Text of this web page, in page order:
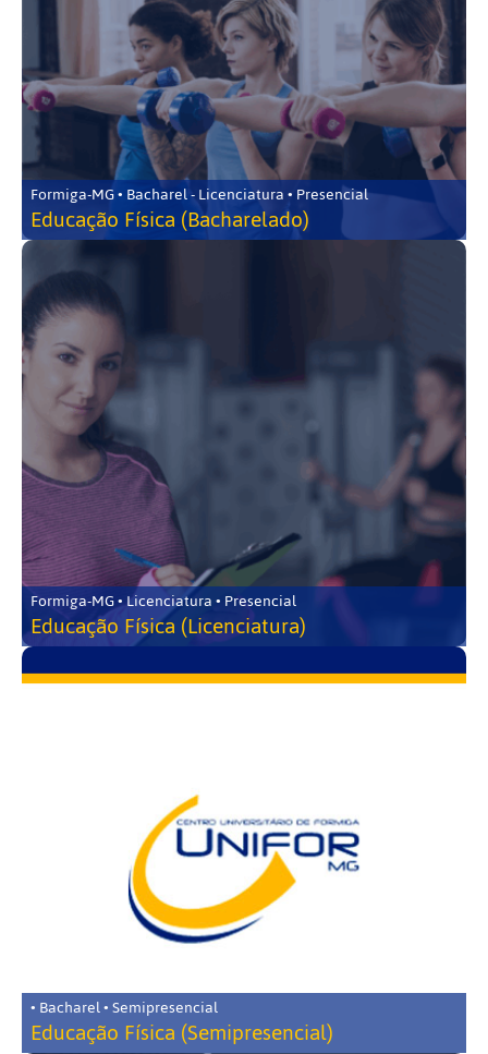
Formiga-MG • Bacharel - Licenciatura • Presencial
Educação Física (Bacharelado)
Formiga-MG • Licenciatura • Presencial
Educação Física (Licenciatura)
• Bacharel • Semipresencial
Educação Física (Semipresencial)